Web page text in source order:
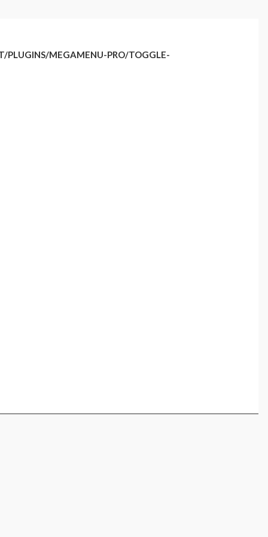
PLUGINS/MEGAMENU-PRO/TOGGLE-